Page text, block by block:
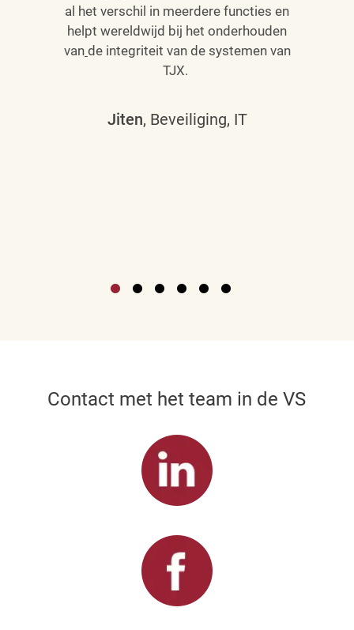
al het verschil in meerdere functies en
helpt wereldwijd bij het onderhouden
van de integriteit van de systemen van
TJX.
Jiten, Beveiliging, IT
Contact met het team in de VS